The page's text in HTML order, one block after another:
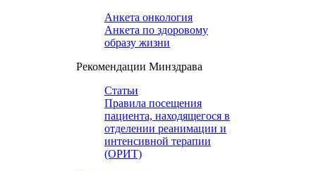
Анкета онкология
Анкета по здоровому
образу жизни
Рекомендации Минздрава
Статьи
Правила посещения
пациента, находящегося в
отделении реанимации и
интенсивной терапии
(ОРИТ)